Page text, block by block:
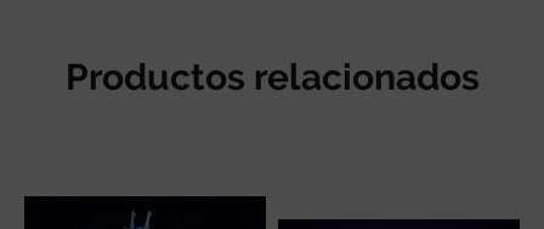
Productos relacionados